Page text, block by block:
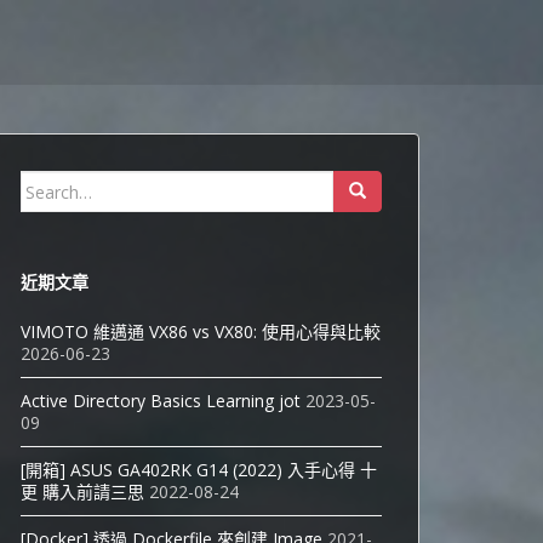
Search
for:
近期文章
VIMOTO 維邁通 VX86 vs VX80: 使用心得與比較
2026-06-23
Active Directory Basics Learning jot 2023-05-
09
[開箱] ASUS GA402RK G14 (2022) 入手心得 十
更 購入前請三思 2022-08-24